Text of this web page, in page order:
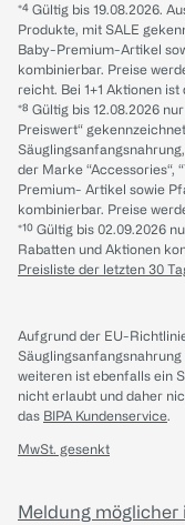
*⁴ Gültig bis 19.08.2026.
Produkte, mit SALE
Baby-Premium-Artikel
kombinierbar. Preise
reicht. Bei 1+1 Aktionen
*⁸ Gültig bis 12.08.2026
Preiswert“
der Marke “Accessories“,
Premium- Artikel sowie
kombinierbar. Preise
*¹⁰ Gültig bis 02.09.2026
Rabatten und Aktionen
Preisliste der letzten 30
Aufgrund der EU-
weiteren ist ebenfalls ein
nicht erlaubt und daher
das BIPA Kundenservice.
MwSt. gesenkt
Meldung möglicher